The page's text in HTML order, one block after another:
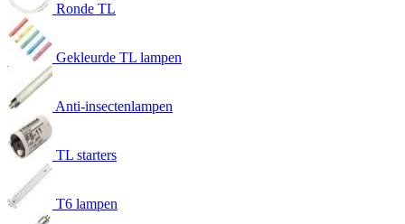
Ronde TL
Gekleurde TL lampen
Anti-insectenlampen
TL starters
T6 lampen